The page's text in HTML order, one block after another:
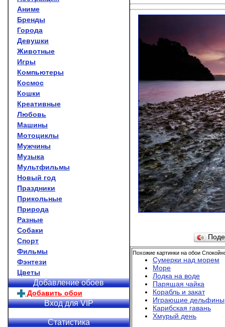
Аниме
Бренды
Города
Девушки
Животные
Игры
Компьютеры
Космос
Кошки
Креативные
Любовь
Машины
Мотоциклы
Мужчины
Музыка
Мультфильмы
Новый год
Праздники
Прикольные
Природа
Разные
Собаки
Спорт
Фильмы
Фэнтези
Цветы
Добавление обоев
Добавить обои
Вход для VIP
Статистика
Похожие картинки на обои
Сумерки над морем
Море
Лодка на воде
Парящая чайка
Корабль и закат
Играющие дельфины
Карибская гавань
Хмурый день